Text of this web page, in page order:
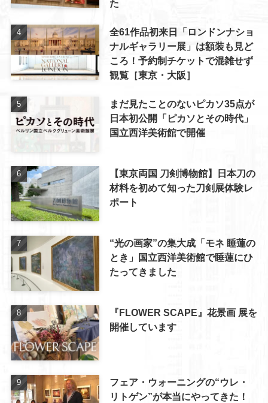
た
全61作品初来日「ロンドンナショ
ナルギャラリー展」は額装も見ど
ころ！予約制チケットで混雑せず
観覧［東京・大阪］
まだ見たことのないピカソ35点が
日本初公開「ピカソとその時代」
国立西洋美術館で開催
【東京両国 刀剣博物館】日本刀の
材料を初めて知った刀剣展体験レ
ポート
“光の画家”の集大成「モネ 睡蓮の
とき」国立西洋美術館で睡蓮にひ
たってきました
『FLOWER SCAPE』花景画 展を
開催しています
フェア・ウォーニングの“ウレ・
リトゲン”が本当にやってきた！